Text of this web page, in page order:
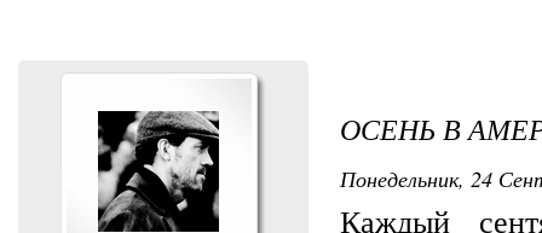
ОСЕНЬ В
Понедельник, 24
Каждый